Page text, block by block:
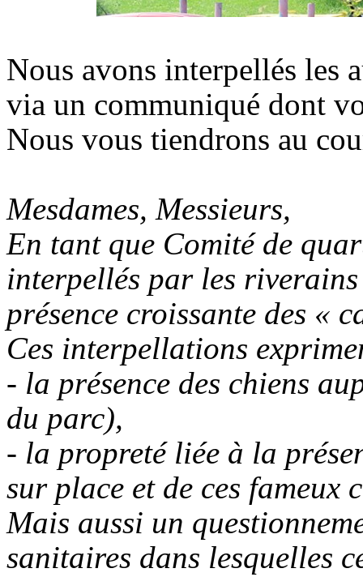
Nous avons interpellés les
via un communiqué dont
Nous vous tiendrons au
Mesdames, Messieurs,
En tant que Comité de
interpellés par les
présence croissante des «
Ces interpellations
- la présence des chiens
du parc),
- la propreté liée à la
sur place et de ces fameux
Mais aussi un
sanitaires dans lesquelles